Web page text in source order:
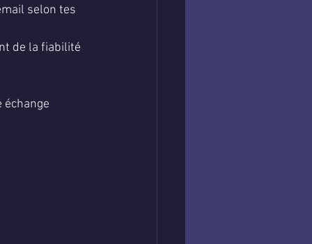
selon tes
de la fiabilité
échange